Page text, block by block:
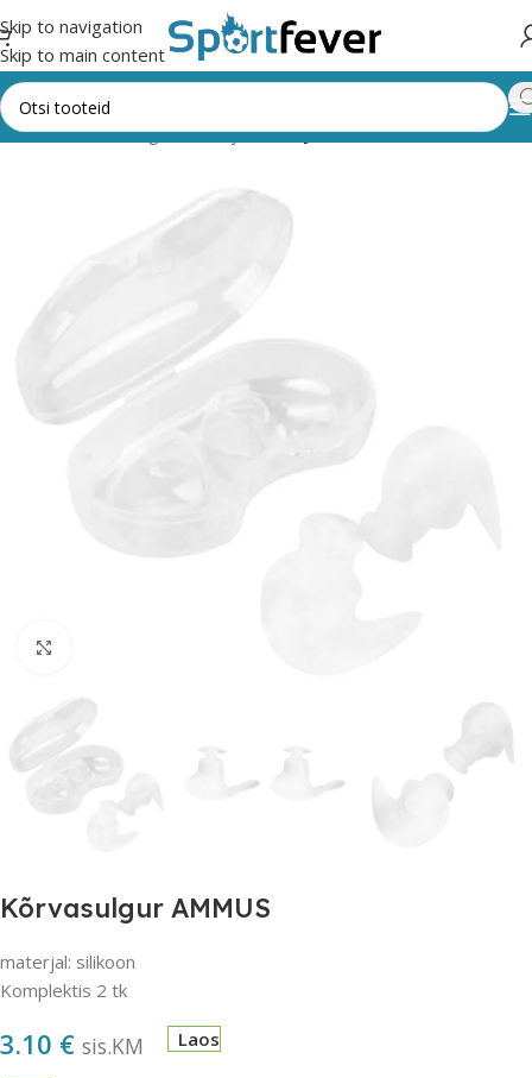
Skip to navigation
Skip to main content
Esileht Kõik kategooriad Ujumine Ujumisvahendid
Kõrvasulgur AMMUS
materjal: silikoon
Komplektis 2 tk
3.10 € sis.KM Laos